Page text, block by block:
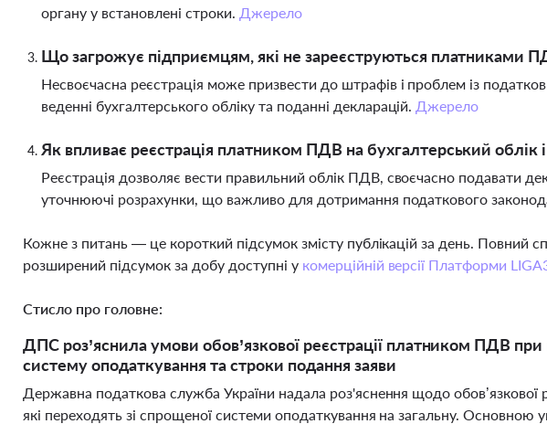
органу у встановлені строки. Джерело
Що загрожує підприємцям, які не зареєструються платниками
Несвоєчасна реєстрація може призвести до штрафів і проблем із
веденні бухгалтерського обліку та поданні декларацій. Джерело
Як впливає реєстрація платником ПДВ на бухгалтерський облік
Реєстрація дозволяє вести правильний облік ПДВ, своєчасно подавати
уточнюючі розрахунки, що важливо для дотримання податкового
Кожне з питань — це короткий підсумок змісту публікацій за день. Повний
розширений підсумок за добу доступні у комерційній версії Платформи
Стисло про головне:
ДПС роз’яснила умови обов’язкової реєстрації платником ПДВ при
систему оподаткування та строки подання заяви
Державна податкова служба України надала роз'яснення щодо обов’язкової
які переходять зі спрощеної системи оподаткування на загальну. Основною